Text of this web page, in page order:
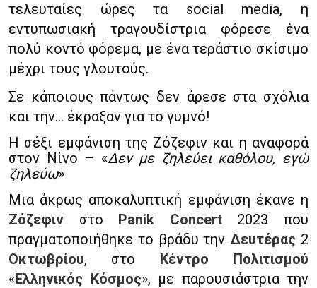
τελευταίες ώρες τα social media, η
εντυπωσιακή τραγουδίστρια φόρεσε ένα
πολύ κοντό φόρεμα, με ένα τεράστιο σκίσιμο
μέχρι τους γλουτούς.
Σε κάποιους πάντως δεν άρεσε στα σχόλια
και την… έκραξαν για το γυμνό!
Η σέξι εμφάνιση της Ζόζεφιν και η αναφορά
στον Νίνο – «Δεν με ζηλεύει καθόλου, εγώ
ζηλεύω»
Mια άκρως αποκαλυπτική εμφάνιση έκανε η
Ζόζεφιν στο Panik Concert2023 που
πραγματοποιήθηκε το βράδυ τηνΔευτέρας 2
Οκτωβρίου, στο Κέντρο Πολιτισμού
«Ελληνικός Κόσμος», με παρουσιάστρια την